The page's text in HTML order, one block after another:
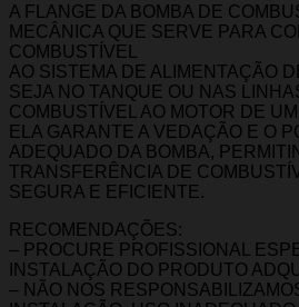
A FLANGE DA BOMBA DE
MECÂNICA QUE SERVE PARA
COMBUSTÍVEL
AO SISTEMA DE ALIMENTAÇÃO
SEJA NO TANQUE OU NAS
COMBUSTÍVEL AO MOTOR DE
ELA GARANTE A VEDAÇÃO E O
ADEQUADO DA BOMBA,
TRANSFERÊNCIA DE
SEGURA E EFICIENTE.
RECOMENDAÇÕES:
– PROCURE PROFISSIONAL
INSTALAÇÃO DO PRODUTO
– NÃO NOS